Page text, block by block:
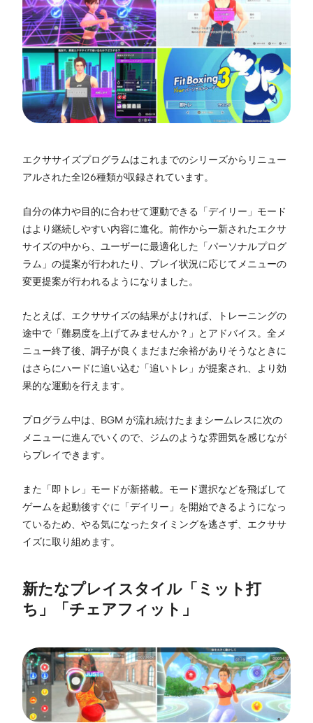
エクササイズプログラムはこれまでのシリーズからリニュー
アルされた全126種類が収録されています。
自分の体力や目的に合わせて運動できる「デイリー」モード
はより継続しやすい内容に進化。前作から一新されたエクサ
サイズの中から、ユーザーに最適化した「パーソナルプログ
ラム」の提案が行われたり、プレイ状況に応じてメニューの
変更提案が行われるようになりました。
たとえば、エクササイズの結果がよければ、トレーニングの
途中で「難易度を上げてみませんか？」とアドバイス。全メ
ニュー終了後、調子が良くまだまだ余裕がありそうなときに
はさらにハードに追い込む「追いトレ」が提案され、より効
果的な運動を行えます。
プログラム中は、BGM が流れ続けたままシームレスに次の
メニューに進んでいくので、ジムのような雰囲気を感じなが
らプレイできます。
また「即トレ」モードが新搭載。モード選択などを飛ばして
ゲームを起動後すぐに「デイリー」を開始できるようになっ
ているため、やる気になったタイミングを逃さず、エクササ
イズに取り組めます。
新たなプレイスタイル「ミット打
ち」「チェアフィット」